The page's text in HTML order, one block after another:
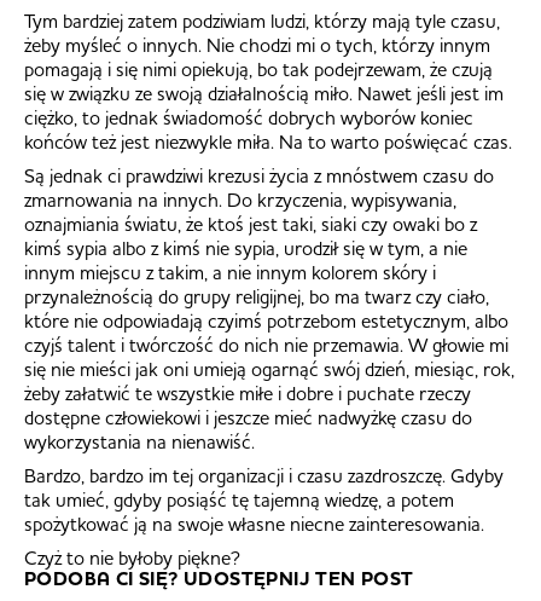
Tym bardziej zatem podziwiam ludzi, którzy mają tyle czasu,
żeby myśleć o innych. Nie chodzi mi o tych, którzy innym
pomagają i się nimi opiekują, bo tak podejrzewam, że czują
się w związku ze swoją działalnością miło. Nawet jeśli jest im
ciężko, to jednak świadomość dobrych wyborów koniec
końców też jest niezwykle miła. Na to warto poświęcać czas.
Są jednak ci prawdziwi krezusi życia z mnóstwem czasu do
zmarnowania na innych. Do krzyczenia, wypisywania,
oznajmiania światu, że ktoś jest taki, siaki czy owaki bo z
kimś sypia albo z kimś nie sypia, urodził się w tym, a nie
innym miejscu z takim, a nie innym kolorem skóry i
przynależnością do grupy religijnej, bo ma twarz czy ciało,
które nie odpowiadają czyimś potrzebom estetycznym, albo
czyjś talent i twórczość do nich nie przemawia. W głowie mi
się nie mieści jak oni umieją ogarnąć swój dzień, miesiąc, rok,
żeby załatwić te wszystkie miłe i dobre i puchate rzeczy
dostępne człowiekowi i jeszcze mieć nadwyżkę czasu do
wykorzystania na nienawiść.
Bardzo, bardzo im tej organizacji i czasu zazdroszczę. Gdyby
tak umieć, gdyby posiąść tę tajemną wiedzę, a potem
spożytkować ją na swoje własne niecne zainteresowania.
Czyż to nie byłoby piękne?
PODOBA CI SIĘ? UDOSTĘPNIJ TEN POST